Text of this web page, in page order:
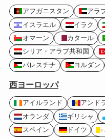
アフガニスタン アラ
イスラエル
イラク
オマーン
カタール
シリア・アラブ共和国
パレスチナ
ヨルダン
西ヨーロッパ
アイルランド アンド
オランダ
ギリシャ
スペイン
ドイツ